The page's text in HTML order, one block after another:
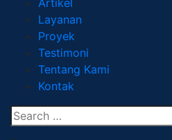
Artikel
Layanan
Proyek
Testimoni
Tentang Kami
Kontak